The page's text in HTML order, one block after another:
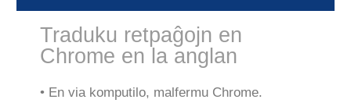
Traduku retpaĝojn en
Chrome en la anglan
• En via komputilo, malfermu Chrome.